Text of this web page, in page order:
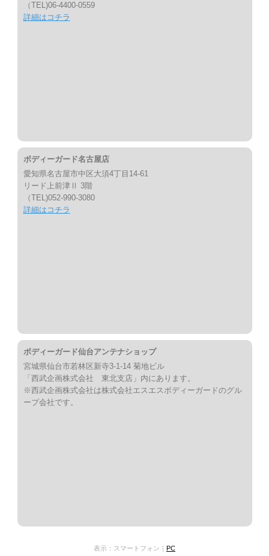
（TEL)06-4400-0559
詳細はコチラ
ボディーガード名古屋店
愛知県名古屋市中区大須4丁目14-61
リード上前津Ⅱ 3階
（TEL)052-990-3080
詳細はコチラ
ボディーガード仙台アンテナショップ
宮城県仙台市若林区新寺3-1-14 菊地ビル
「西武企画株式会社 東北支店」内にあります。
※西武企画株式会社は株式会社エスエスボディーガードのグル
ープ会社です。
表示：スマートフォン｜ PC